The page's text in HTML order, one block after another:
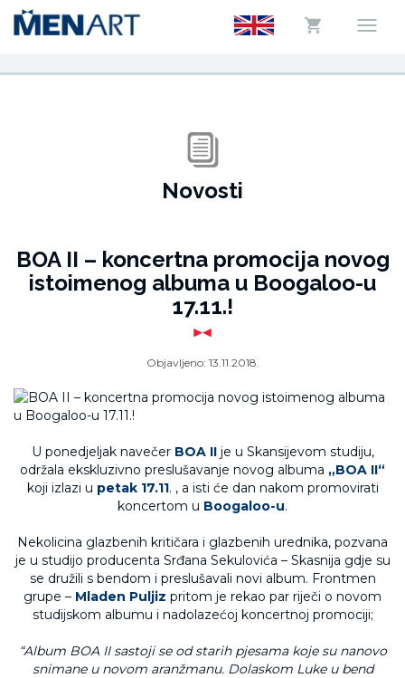
Novosti
BOA II – koncertna promocija novog
istoimenog albuma u Boogaloo-u
17.11.!
Objavljeno: 13.11.2018.
U ponedjeljak navečer BOA IIje u Skansijevom studiju,
održala ekskluzivno preslušavanje novog albuma „BOA II“
koji izlazi u petak 17.11. , a isti će dan nakom promovirati
koncertom u Boogaloo-u.
Nekolicina glazbenih kritičara i glazbenih urednika, pozvana
je u studijo producenta Srđana Sekulovića – Skasnija gdje su
se družili s bendom i preslušavali novi album. Frontmen
grupe – Mladen Puljiz pritom je rekao par riječi o novom
studijskom albumu i nadolazećoj koncertnoj promociji;
“Album BOA II sastoji se od starih pjesama koje su nanovo
snimane u novom aranžmanu. Dolaskom Luke u bend